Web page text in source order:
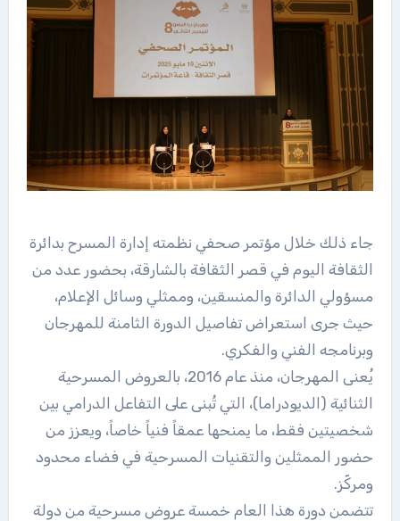
جاء ذلك خلال مؤتمر صحفي نظمته إدارة المسرح بدائرة
الثقافة اليوم في قصر الثقافة بالشارقة، بحضور عدد من
مسؤولي الدائرة والمنسقين، وممثلي وسائل الإعلام،
حيث جرى استعراض تفاصيل الدورة الثامنة للمهرجان
وبرنامجه الفني والفكري.
يُعنى المهرجان، منذ عام 2016، بالعروض المسرحية
الثنائية (الديودراما)، التي تُبنى على التفاعل الدرامي بين
شخصيتين فقط، ما يمنحها عمقاً فنياً خاصاً، ويعزز من
حضور الممثلين والتقنيات المسرحية في فضاء محدود
ومركّز.
تتضمن دورة هذا العام خمسة عروض مسرحية من دولة